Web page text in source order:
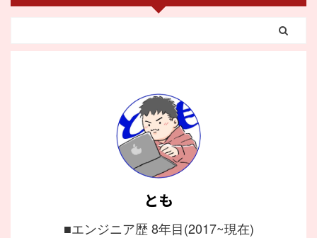
とも
■エンジニア歴 8年目(2017~現在)